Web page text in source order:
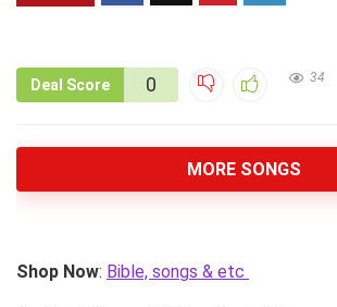
Deal Score 0 34
MORE SONGS
Shop Now: Bible, songs & etc